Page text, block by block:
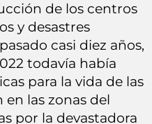
de los centros
y desastres
casi diez años,
todavía había
para la vida de las
las zonas del
por la devastadora